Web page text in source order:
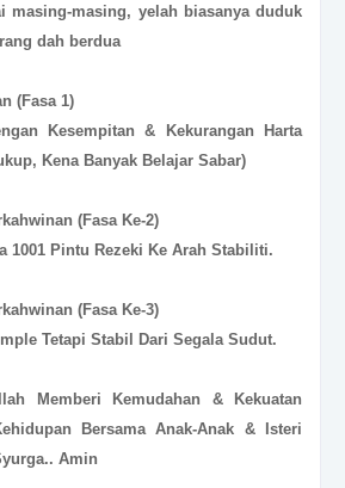
masing-masing, yelah biasanya duduk
dah berdua
(Fasa 1)
Kesempitan & Kekurangan Harta
Kena Banyak Belajar Sabar)
(Fasa Ke-2)
1001 Pintu Rezeki Ke Arah Stabiliti.
(Fasa Ke-3)
Tetapi Stabil Dari Segala Sudut.
Memberi Kemudahan & Kekuatan
Bersama Anak-Anak & Isteri
Amin